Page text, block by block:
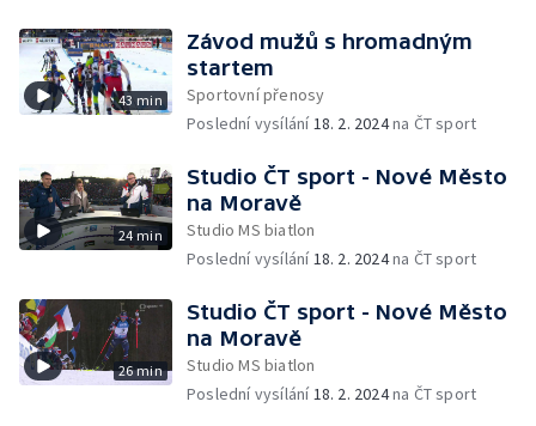
43 min
Závod mužů s hromadným
startem
Sportovní přenosy
Poslední vysílání18. 2. 2024na ČT sport
24 min
Studio ČT sport - Nové Město
na Moravě
Studio MS biatlon
Poslední vysílání18. 2. 2024na ČT sport
26 min
Studio ČT sport - Nové Město
na Moravě
Studio MS biatlon
Poslední vysílání18. 2. 2024na ČT sport